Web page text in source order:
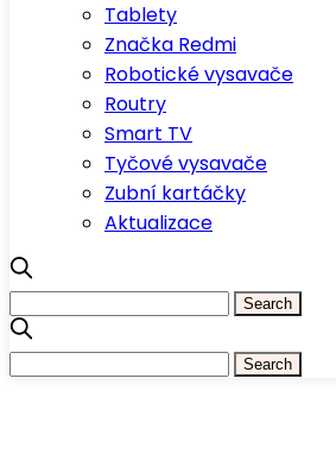
Tablety
Značka Redmi
Robotické vysavače
Routry
Smart TV
Tyčové vysavače
Zubní kartáčky
Aktualizace